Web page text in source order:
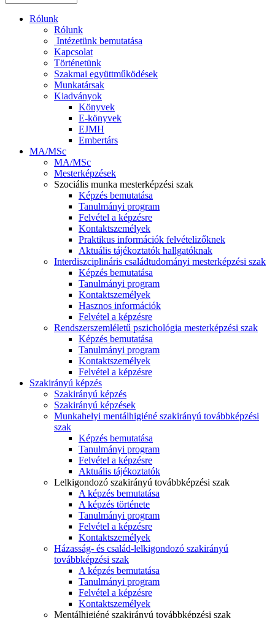
Rólunk
Rólunk
Intézetünk bemutatása
Kapcsolat
Történetünk
Szakmai együttműködések
Munkatársak
Kiadványok
Könyvek
E-könyvek
EJMH
Embertárs
MA/MSc
MA/MSc
Mesterképzések
Szociális munka mesterképzési szak
Képzés bemutatása
Tanulmányi program
Felvétel a képzésre
Kontaktszemélyek
Praktikus információk felvételizőknek
Aktuális tájékoztatók hallgatóknak
Interdiszciplináris családtudományi mesterképzési szak
Képzés bemutatása
Tanulmányi program
Kontaktszemélyek
Hasznos információk
Felvétel a képzésre
Rendszerszemléletű pszichológia mesterképzési szak
Képzés bemutatása
Tanulmányi program
Kontaktszemélyek
Felvétel a képzésre
Szakirányú képzés
Szakirányú képzés
Szakirányú képzések
Munkahelyi mentálhigiéné szakirányú továbbképzési
szak
Képzés bemutatása
Tanulmányi program
Felvétel a képzésre
Aktuális tájékoztatók
Lelkigondozó szakirányú továbbképzési szak
A képzés bemutatása
A képzés története
Tanulmányi program
Felvétel a képzésre
Kontaktszemélyek
Házasság- és család-lelkigondozó szakirányú
továbbképzési szak
A képzés bemutatása
Tanulmányi program
Felvétel a képzésre
Kontaktszemélyek
Mentálhigiéné szakirányú továbbképzési szak